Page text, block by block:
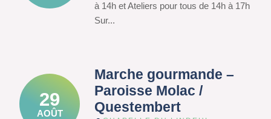
à 14h et Ateliers pour tous de 14h à 17h
Sur...
29
AOÛT
Marche gourmande –
Paroisse Molac /
Questembert